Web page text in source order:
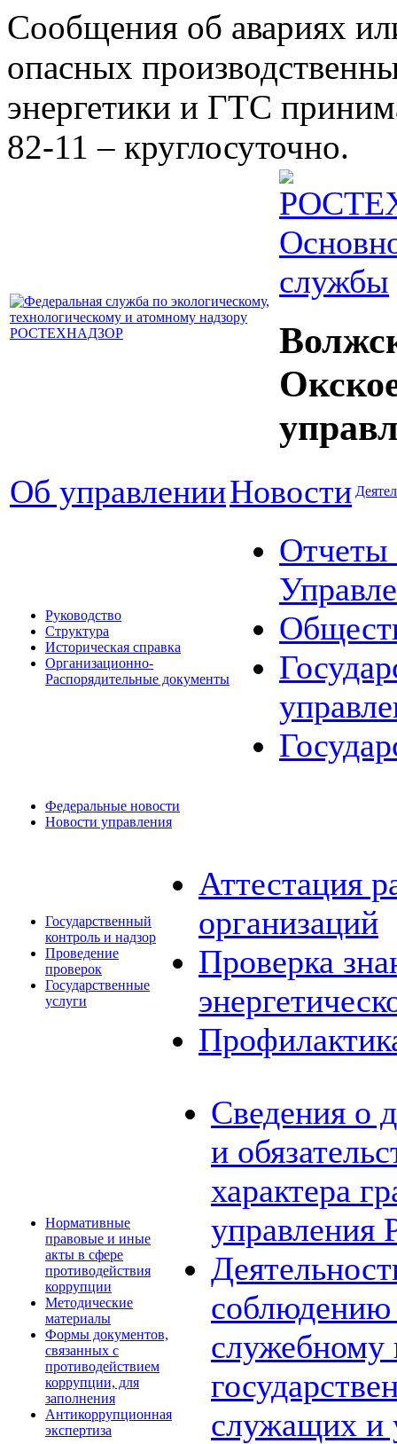
Сообщения об авариях
опасных
энергетики и ГТС
82-11 – круглосуточно.
службы
Об управленииНовости
Руководство
Структура
Историческая справка
Организационно-
Распорядительные документы
Отчеты
Федеральные новости
Новости управления
Государственный
контроль и надзор
Проведение
проверок
Государственные
услуги
Аттестация
организаций
Проверка
Нормативные
правовые и иные
акты в сфере
противодействия
коррупции
Методические
материалы
Формы документов,
связанных с
противодействием
коррупции, для
заполнения
Антикоррупционная
экспертиза
Сведения о
и
характера
управления
соблюдению
служебному
служащих и